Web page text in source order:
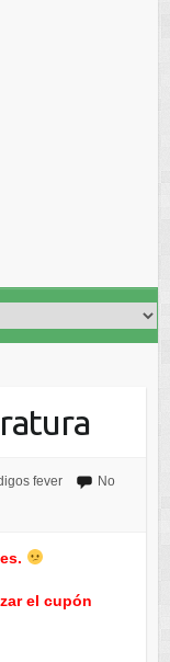
fever
No
el cupón